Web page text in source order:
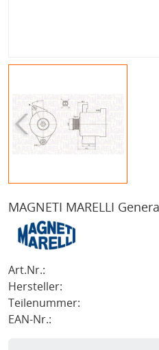
MAGNETI MARELLI
Art.Nr.:
Hersteller:
Teilenummer:
EAN-Nr.: